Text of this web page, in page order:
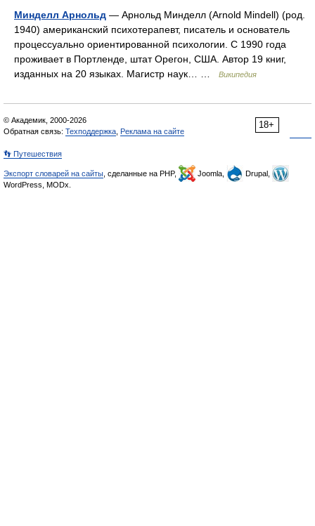
Минделл Арнольд — Арнольд Минделл (Arnold Mindell) (род.
1940) американский психотерапевт, писатель и основатель
процессуально ориентированной психологии. С 1990 года
проживает в Портленде, штат Орегон, США. Автор 19 книг,
изданных на 20 языках. Магистр наук… …
Википедия
18+
© Академик, 2000-2026
Обратная связь: Техподдержка Реклама на сайте
👣 Путешествия
Экспорт словарей на сайты , сделанные на PHP, Joomla,
Drupal,
WordPress, MODx.